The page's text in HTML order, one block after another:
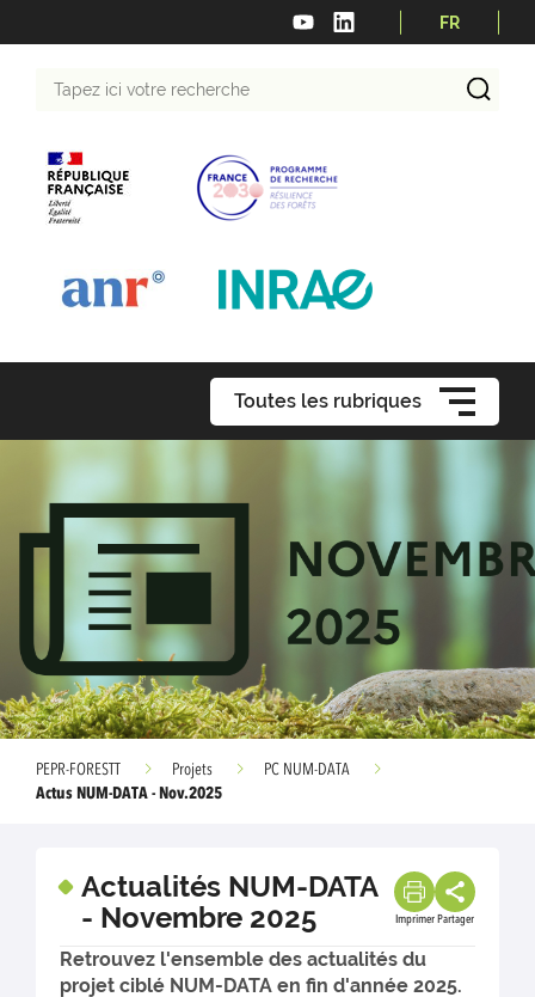
FR
recherche
Toutes les rubriques
PEPR-FORESTT Projets
PC NUM-DATA
Actus NUM-DATA - Nov.2025
Actualités NUM-DATA
- Novembre 2025
Imprimer Partager
Retrouvez l'ensemble des actualités du
projet ciblé NUM-DATA en fin d'année 2025.